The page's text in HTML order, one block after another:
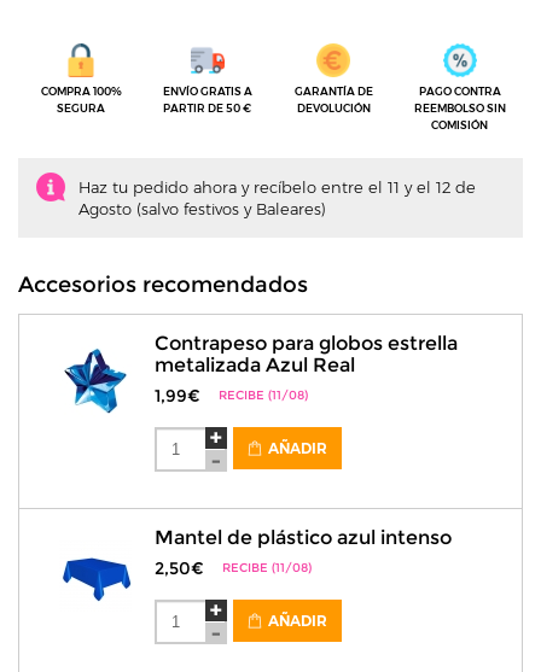
COMPRA 100%
SEGURA
ENVÍO GRATIS A
PARTIR DE 50 €
GARANTÍA DE
DEVOLUCIÓN
PAGO CONTRA
REEMBOLSO SIN
COMISIÓN
Haz tu pedido ahora y recíbelo entre el 11 y el 12 de
Agosto (salvo festivos y Baleares)
Accesorios recomendados
Contrapeso para globos estrella
metalizada Azul Real
1,99€ RECIBE (11/08)
AÑADIR
Mantel de plástico azul intenso
2,50€ RECIBE (11/08)
AÑADIR